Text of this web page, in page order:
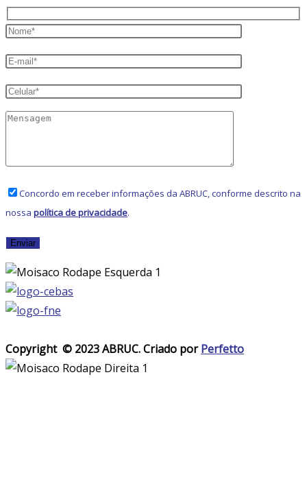
Concordo em receber informações da ABRUC, conforme descrito na
nossa política de privacidade.
Copyright © 2023 ABRUC.Criado porPerfetto